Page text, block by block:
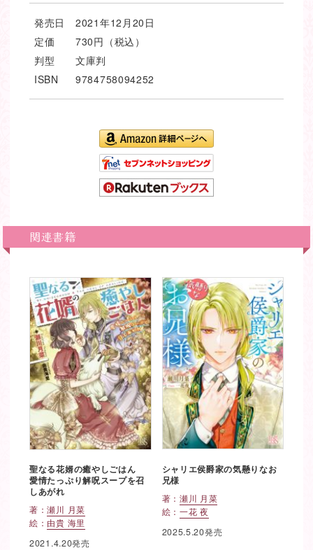
発売日
2021年12月20日
定価
730円（税込）
判型
文庫判
ISBN
9784758094252
関連書籍
聖なる花婿の癒やしごはん
愛情たっぷり解呪スープを召
しあがれ
著：瀬川 月菜
絵： 由貴 海里
2021.4.20発売
シャリエ侯爵家の気懸りなお
兄様
著： 瀬川 月菜
絵： 一花 夜
2025.5.20発売